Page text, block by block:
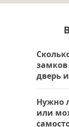
дверь
Цена на
Нужно
или